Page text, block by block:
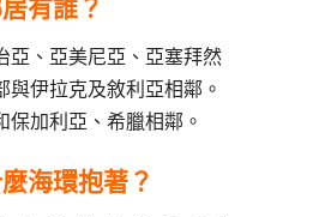
有誰？
亞、亞美尼亞、亞塞拜然
與伊拉克及敘利亞相鄰。
保加利亞、希臘相鄰。
海環抱著？